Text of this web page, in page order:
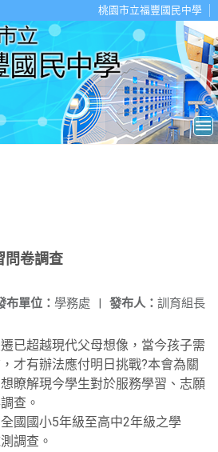
桃園市立福豐國民中學
問卷調查
發布人： 訓育組長
布單位： 學務處 |
已超越現代父母想像，當今孩子需
才有辦法應付明日挑戰?本會為關
瞭解現今學生對於服務學習、志願
查。
國國小5年級至高中2年級之學
調查。